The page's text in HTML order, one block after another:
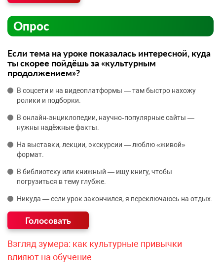
Опрос
Если тема на уроке показалась интересной, куда
ты скорее пойдёшь за «культурным
продолжением»?
В соцсети и на видеоплатформы — там быстро нахожу
ролики и подборки.
В онлайн‑энциклопедии, научно‑популярные сайты —
нужны надёжные факты.
На выставки, лекции, экскурсии — люблю «живой»
формат.
В библиотеку или книжный — ищу книгу, чтобы
погрузиться в тему глубже.
Никуда — если урок закончился, я переключаюсь на отдых.
Взгляд зумера: как культурные привычки
влияют на обучение